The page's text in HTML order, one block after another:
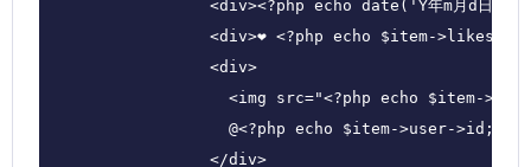
<div><?php echo date('Y年m月d日 |
<div>❤️ <?php echo $item-
                <div>
<img src="<?php echo $item-
@<?php echo $item->user->id; ?>
                </div>